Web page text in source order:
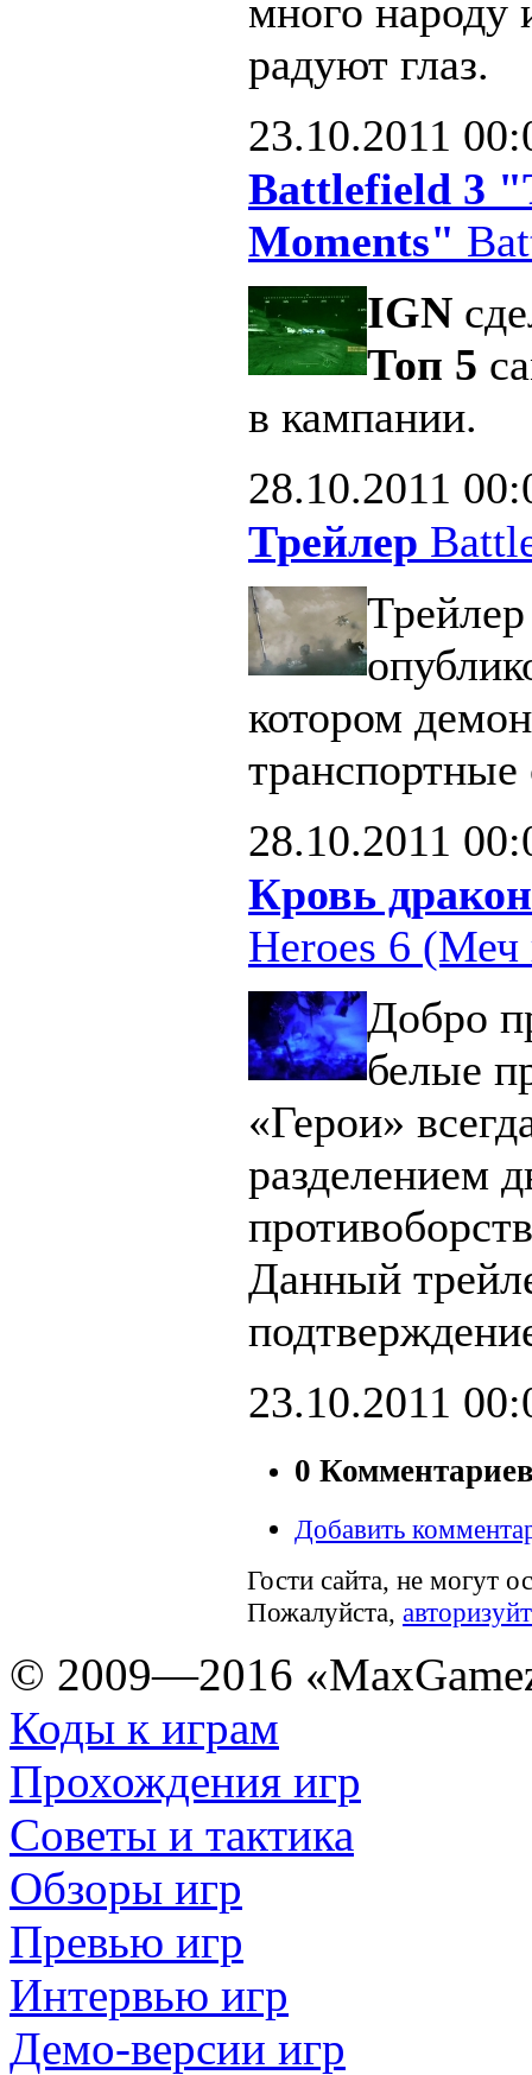
много народу
радуют глаз.
23.10.2011
Battlefield 3
Moments"
IGN
Топ 5
в кампании.
28.10.2011
Трейлер
котором
транспортные
28.10.2011
Кровь
Heroes 6 (Меч
Добро
белые
«Герои»
разделением
Данный
23.10.2011
0
Добавить
Гости сайта, не могут
Пожалуйста,
© 2009—2016
Коды к играм
Прохождения игр
Советы и тактика
Обзоры игр
Превью игр
Интервью игр
Демо-версии игр